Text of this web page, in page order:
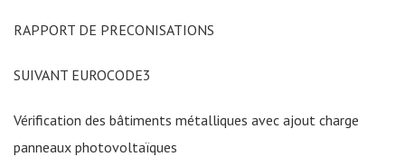
RAPPORT DE PRECONISATIONS
SUIVANT EUROCODE3
Vérification des bâtiments métalliques avec ajout charge
panneaux photovoltaïques